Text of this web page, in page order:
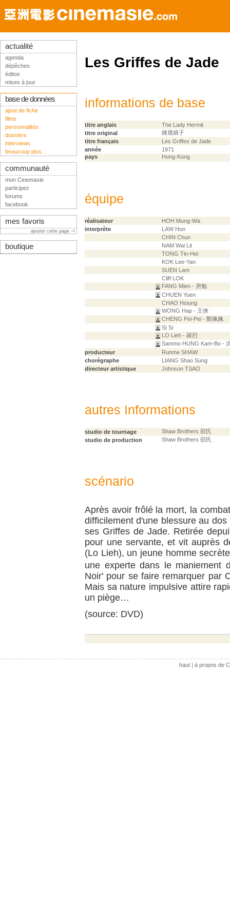
Les Griffes de Jade
informations de base
titre anglais
The Lady Hermit
titre original
鍾馗娘子
titre français
Les Griffes de Jade
année
1971
pays
Hong-Kong
équipe
réalisateur
HOH Mung-Wa
interprète
LAW Hon
CHIN Chun
NAM Wai Lit
TONG Tin-Hei
KOK Lee-Yan
SUEN Lam
Cliff LOK
FANG Mien - 房勉
CHUEN Yuen
CHAO Hsiung
WONG Hap - 王俠
CHENG Pei-Pei - 鄭佩佩
SI Si
LO Lieh - 羅烈
Sammo HUNG Kam-Bo -
producteur
Runme SHAW
chorégraphe
LIANG Shao Sung
directeur artistique
Johnson TSAO
autres Informations
studio de tournage
Shaw Brothers 邵氏
studio de production
Shaw Brothers 邵氏
scénario
Après avoir frôlé la mort, la
difficilement d'une blessure au
ses Griffes de Jade. Retirée
pour une servante, et vit auprès
(Lo Lieh), un jeune homme
une experte dans le maniement
Noir' pour se faire remarquer par
Mais sa nature impulsive attire
un piège…
(source: DVD)
actualité
agenda
dépêches
éditos
mises à jour
base de données
ajout de fiche
films
personnalités
dossiers
interviews
beaucoup plus...
communauté
mon Cinemasie
participez
forums
facebook
mes favoris
ajouter cette page ->
boutique
haut| à propos de